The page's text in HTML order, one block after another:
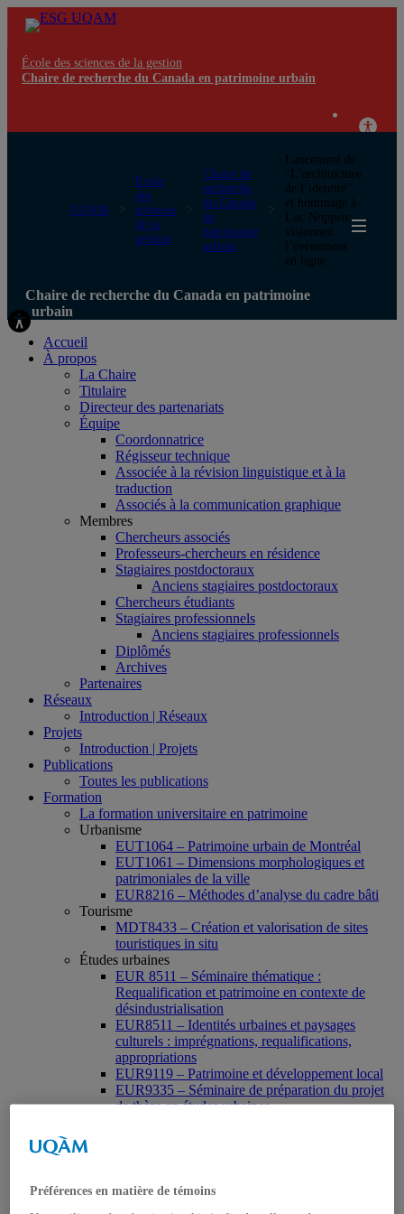
École des sciences de la gestion
Chaire de recherche du Canada en patrimoine urbain
UQAM
École
des
sciences
de la
gestion
Chaire de
recherche
du Canada
en
patrimoine
urbain
Lancement de
“L’architecture
de l’identité”
et hommage à
Luc Noppen:
visionnez
l’évènement
en ligne
Chaire de recherche du Canada en patrimoine
urbain
Accueil
À propos
La Chaire
Titulaire
Directeur des partenariats
Équipe
Coordonnatrice
Régisseur technique
Associée à la révision linguistique et à la
traduction
Associés à la communication graphique
Membres
Chercheurs associés
Professeurs-chercheurs en résidence
Stagiaires postdoctoraux
Anciens stagiaires postdoctoraux
Chercheurs étudiants
Stagiaires professionnels
Anciens stagiaires professionnels
Diplômés
Archives
Partenaires
Réseaux
Introduction | Réseaux
Projets
Introduction | Projets
Publications
Toutes les publications
Formation
La formation universitaire en patrimoine
Urbanisme
EUT1064 – Patrimoine urbain de Montréal
EUT1061 – Dimensions morphologiques et
patrimoniales de la ville
EUR8216 – Méthodes d’analyse du cadre bâti
Tourisme
MDT8433 – Création et valorisation de sites
touristiques in situ
Études urbaines
EUR 8511 – Séminaire thématique :
Requalification et patrimoine en contexte de
désindustrialisation
EUR8511 – Identités urbaines et paysages
culturels : imprégnations, requalifications,
appropriations
EUR9119 – Patrimoine et développement local
EUR9335 – Séminaire de préparation du projet
de thèse en études urbaines
Muséologie, médiation et patrimoine
Préférences en matière de témoins